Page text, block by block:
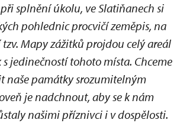
splnění úkolu, ve Slatiňanech si
pohlednic procvičí zeměpis, na
tzv. Mapy zážitků projdou celý areál
s jedinečností tohoto místa. Chceme
naše památky srozumitelným
je nadchnout, aby se k nám
našimi příznivci i v dospělosti.